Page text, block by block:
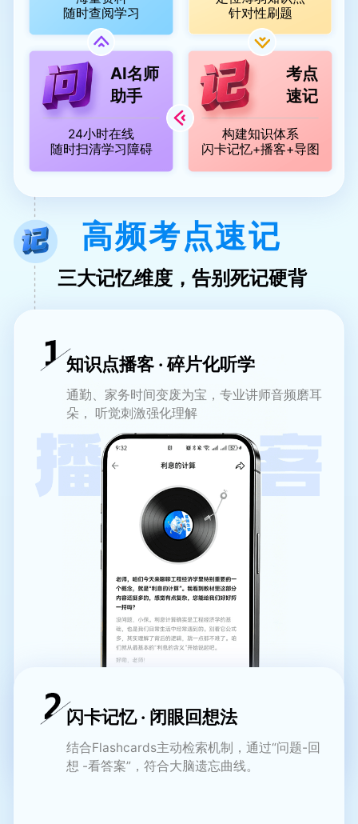
随时查阅学习
针对性刷题
AI名师
助手
24小时在线
随时扫清学习障碍
考点
速记
构建知识体系
闪卡记忆+播客+导图
高频考点速记
三大记忆维度，告别死记硬背
知识点播客 · 碎片化听学
通勤、家务时间变废为宝，专业讲师音频磨耳
朵， 听觉刺激强化理解
闪卡记忆 · 闭眼回想法
结合Flashcards主动检索机制，通过“问题-回
想 -看答案”，符合大脑遗忘曲线。